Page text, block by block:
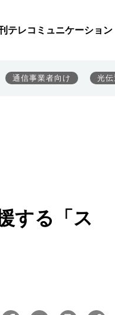
テレコミュニケーション
通信事業者向け 光伝
する「ス